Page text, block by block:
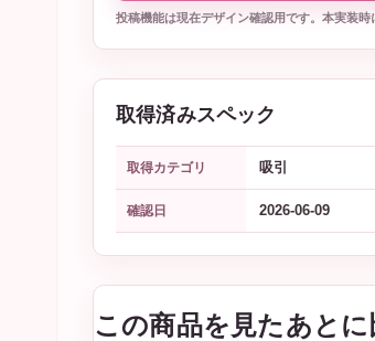
投稿機能は現在デザイン確認用です。本実装時
取得済みスペック
取得カテゴリ 吸引
確認日 2026-06-09
この商品を見たあと